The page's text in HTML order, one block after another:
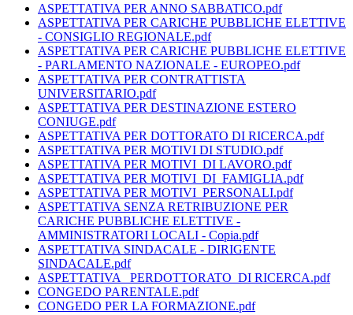
ASPETTATIVA PER ANNO SABBATICO.pdf
ASPETTATIVA PER CARICHE PUBBLICHE ELETTIVE
- CONSIGLIO REGIONALE.pdf
ASPETTATIVA PER CARICHE PUBBLICHE ELETTIVE
- PARLAMENTO NAZIONALE - EUROPEO.pdf
ASPETTATIVA PER CONTRATTISTA
UNIVERSITARIO.pdf
ASPETTATIVA PER DESTINAZIONE ESTERO
CONIUGE.pdf
ASPETTATIVA PER DOTTORATO DI RICERCA.pdf
ASPETTATIVA PER MOTIVI DI STUDIO.pdf
ASPETTATIVA PER MOTIVI_DI LAVORO.pdf
ASPETTATIVA PER MOTIVI_DI_FAMIGLIA.pdf
ASPETTATIVA PER MOTIVI_PERSONALI.pdf
ASPETTATIVA SENZA RETRIBUZIONE PER
CARICHE PUBBLICHE ELETTIVE -
AMMINISTRATORI LOCALI - Copia.pdf
ASPETTATIVA SINDACALE - DIRIGENTE
SINDACALE.pdf
ASPETTATIVA _PERDOTTORATO_DI RICERCA.pdf
CONGEDO PARENTALE.pdf
CONGEDO PER LA FORMAZIONE.pdf